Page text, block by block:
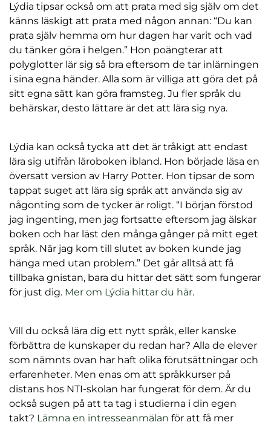
Lýdia tipsar också om att prata med sig själv om det
känns läskigt att prata med någon annan: “Du kan
prata själv hemma om hur dagen har varit och vad
du tänker göra i helgen.” Hon poängterar att
polyglotter lär sig så bra eftersom de tar inlärningen
i sina egna händer. Alla som är villiga att göra det på
sitt egna sätt kan göra framsteg. Ju fler språk du
behärskar, desto lättare är det att lära sig nya.
Lýdia kan också tycka att det är tråkigt att endast
lära sig utifrån läroboken ibland. Hon började läsa en
översatt version av Harry Potter. Hon tipsar de som
tappat suget att lära sig språk att använda sig av
någonting som de tycker är roligt. “I början förstod
jag ingenting, men jag fortsatte eftersom jag älskar
boken och har läst den många gånger på mitt eget
språk. När jag kom till slutet av boken kunde jag
hänga med utan problem.” Det går alltså att få
tillbaka gnistan, bara du hittar det sätt som fungerar
för just dig. Mer om Lýdia hittar du här.
Vill du också lära dig ett nytt språk, eller kanske
förbättra de kunskaper du redan har? Alla de elever
som nämnts ovan har haft olika förutsättningar och
erfarenheter. Men enas om att språkkurser på
distans hos NTI-skolan har fungerat för dem. Är du
också sugen på att ta tag i studierna i din egen
takt? Lämna en intresseanmälan för att få mer